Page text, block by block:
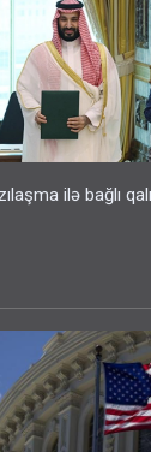
ilə bağlı